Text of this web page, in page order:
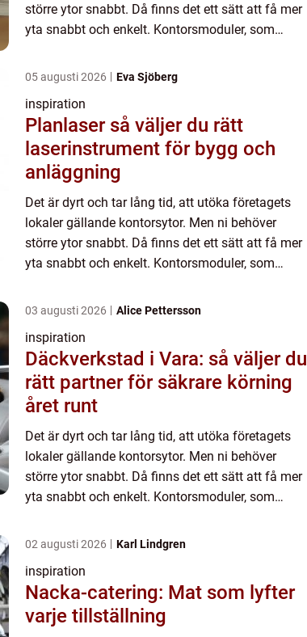
större ytor snabbt. Då finns det ett sätt att få mer
yta snabbt och enkelt. Kontorsmoduler, som
05 augusti 2026 Eva Sjöberg
inspiration
Planlaser så väljer du rätt
laserinstrument för bygg och
anläggning
Det är dyrt och tar lång tid, att utöka företagets
lokaler gällande kontorsytor. Men ni behöver
större ytor snabbt. Då finns det ett sätt att få mer
yta snabbt och enkelt. Kontorsmoduler, som
03 augusti 2026 Alice Pettersson
inspiration
Däckverkstad i Vara: så väljer du
rätt partner för säkrare körning
året runt
Det är dyrt och tar lång tid, att utöka företagets
lokaler gällande kontorsytor. Men ni behöver
större ytor snabbt. Då finns det ett sätt att få mer
yta snabbt och enkelt. Kontorsmoduler, som
02 augusti 2026 Karl Lindgren
inspiration
Nacka-catering: Mat som lyfter
varje tillställning